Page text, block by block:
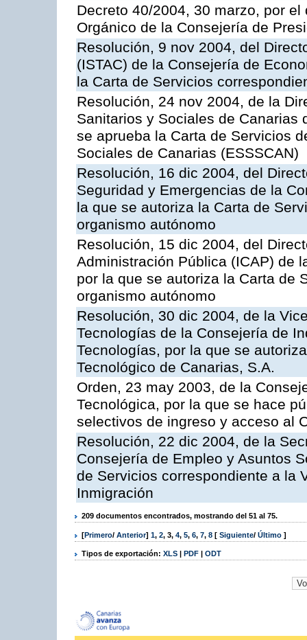
Decreto 40/2004, 30 marzo, por
Orgánico de la Consejería de
Resolución, 9 nov 2004, del
(ISTAC) de la Consejería de
la Carta de Servicios
Resolución, 24 nov 2004, de la
Sanitarios y Sociales de Canarias
se aprueba la Carta de Servicios
Sociales de Canarias (ESSSCAN)
Resolución, 16 dic 2004, del
Seguridad y Emergencias de la
la que se autoriza la Carta de
organismo autónomo
Resolución, 15 dic 2004, del
Administración Pública (ICAP) de
por la que se autoriza la Carta de
organismo autónomo
Resolución, 30 dic 2004, de la
Tecnologías de la Consejería de
Tecnologías, por la que se
Tecnológico de Canarias, S.A.
Orden, 23 may 2003, de la
Tecnológica, por la que se hace
selectivos de ingreso y acceso al
Resolución, 22 dic 2004, de la
Consejería de Empleo y Asuntos
de Servicios correspondiente a la
Inmigración
209 documentos encontrados, mostrando del 51 al 75.
[Primero/ Anterior] 1, 2, 3, 4, 5, 6, 7, 8 [ Siguiente/ Último ]
Tipos de exportación: XLS | PDF | ODT